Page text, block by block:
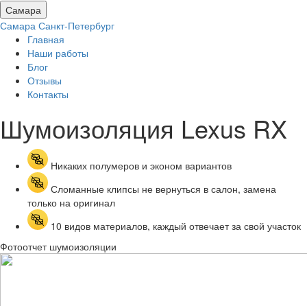
Самара
Самара Санкт-Петербург
Главная
Наши работы
Блог
Отзывы
Контакты
Шумоизоляция Lexus RX
Никаких полумеров и эконом вариантов
Сломанные клипсы не вернуться в салон, замена
только на оригинал
10 видов материалов, каждый отвечает за свой участок
Фотоотчет шумоизоляции